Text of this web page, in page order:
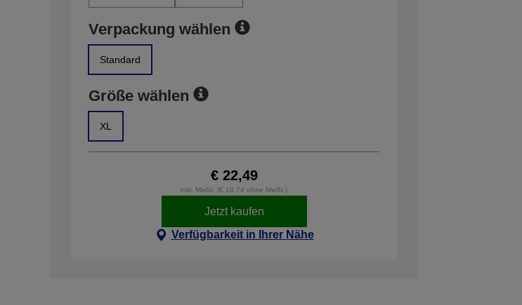
Verpackung wählen
Standard
Größe wählen
XL
€ 22,49
inkl. MwSt. (€ 18,74 ohne MwSt.)
Jetzt kaufen
Verfügbarkeit in Ihrer Nähe